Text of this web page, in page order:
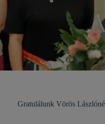
Gratulálunk Vörös